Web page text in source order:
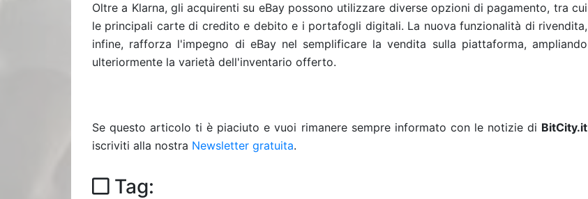
Oltre a Klarna, gli acquirenti su eBay possono utilizzare diverse opzioni di pagamento, tra cui
le principali carte di credito e debito e i portafogli digitali. La nuova funzionalità di rivendita,
infine, rafforza l'impegno di eBay nel semplificare la vendita sulla piattaforma, ampliando
ulteriormente la varietà dell'inventario offerto.
Se questo articolo ti è piaciuto e vuoi rimanere sempre informato con le notizie di BitCity.it
iscriviti alla nostra Newsletter gratuita.
Tag: